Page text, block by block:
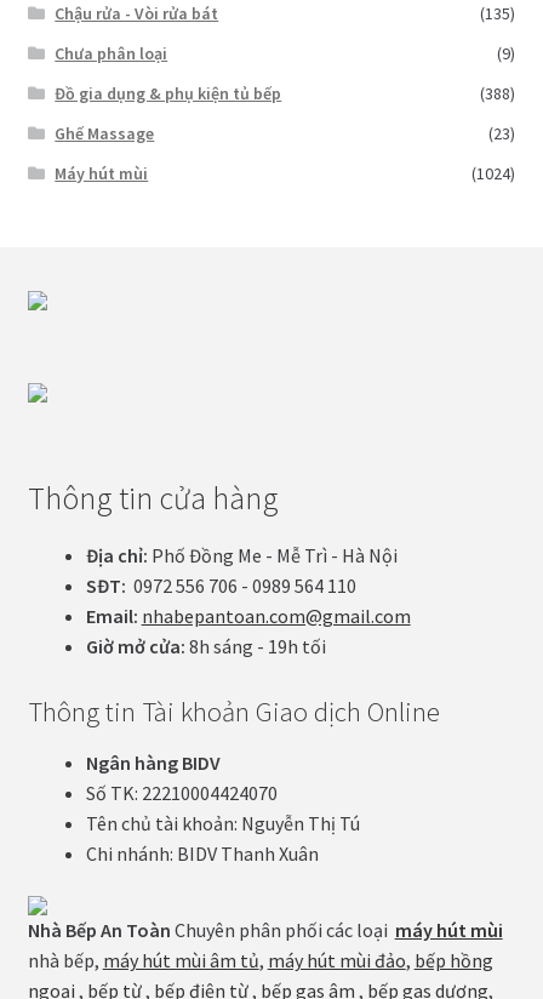
Chậu rửa - Vòi rửa bát
(135)
Chưa phân loại
(9)
Đồ gia dụng & phụ kiện tủ bếp
(388)
Ghế Massage
(23)
Máy hút mùi
(1024)
Thông tin cửa hàng
Địa chỉ: Phố Đồng Me - Mễ Trì - Hà Nội
SĐT: 0972 556 706 - 0989 564 110
Email: nhabepantoan.com@gmail.com
Giờ mở cửa: 8h sáng - 19h tối
Thông tin Tài khoản Giao dịch Online
Ngân hàng BIDV
Số TK: 22210004424070
Tên chủ tài khoản: Nguyễn Thị Tú
Chi nhánh: BIDV Thanh Xuân
Nhà Bếp An Toàn Chuyên phân phối các loại máy hút mùi
nhà bếp, máy hút mùi âm tủ, máy hút mùi đảo, bếp hồng
ngoại , bếp từ, bếp điện từ, bếp gas âm , bếp gas dương,